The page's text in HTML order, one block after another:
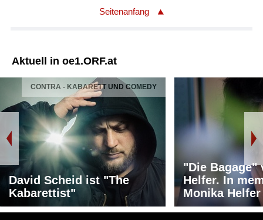
Urheber/Urheberin: Felix Mendelssohn
Label: Berlin Classics
Seitenanfang
Aktuell in oe1.ORF.at
CONTRA - KABARETT UND COMEDY
David Scheid ist "The
Kabarettist"
"Die Bagage"
Helfer. In
Monika Helfer